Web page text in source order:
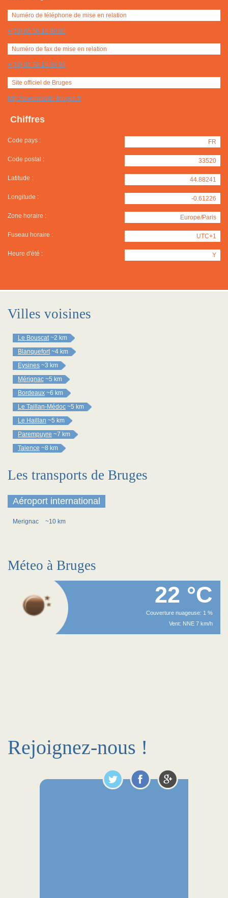
Numéro de téléphone de mise en relation
+(33) 05 56 16 80 80
Numéro de fax de mise en relation
+(33) 05 56 16 80 99
Site officiel de Bruges
http://www.mairie-bruges.fr
Chiffres
Code pays : FR
Code postal : 33520
Latitude : 44.88241
Longitude : -0.61226
Zone horaire : Europe/Paris
Fuseau horaire : UTC+1
Heure d'été : Y
Villes voisines
Le Bouscat ~2 km
Blanquefort ~4 km
Eysines ~3 km
Mérignac ~5 km
Bordeaux ~6 km
Le Taillan-Médoc ~5 km
Le Haillan ~5 km
Parempuyre ~7 km
Talence ~8 km
Les transports de Bruges
Aéroport international
Merignac ~10 km
Méteo à Bruges
22 °C
Couverture nuageuse: 1 %
Vent: NNE 7 km/h
Rejoignez-nous !